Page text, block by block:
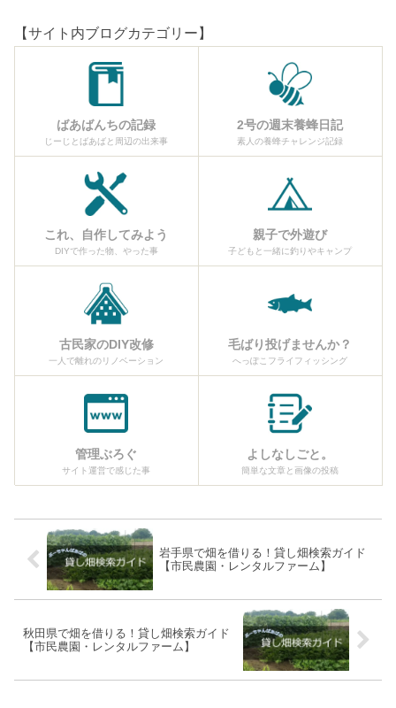
【サイト内ブログカテゴリー】
ばあばんちの記録
じーじとばあばと周辺の出来事
2号の週末養蜂日記
素人の養蜂チャレンジ記録
これ、自作してみよう
DIYで作った物、やった事
親子で外遊び
子どもと一緒に釣りやキャンプ
古民家のDIY改修
一人で離れのリノベーション
毛ばり投げませんか？
へっぽこフライフィッシング
管理ぶろぐ
サイト運営で感じた事
よしなしごと。
簡単な文章と画像の投稿
岩手県で畑を借りる！貸し畑検索ガイド
【市民農園・レンタルファーム】
秋田県で畑を借りる！貸し畑検索ガイド
【市民農園・レンタルファーム】